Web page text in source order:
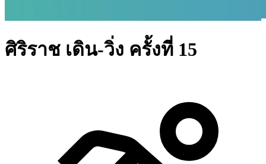
ศิริราช เดิน-วิ่ง ครั้งที่ 15